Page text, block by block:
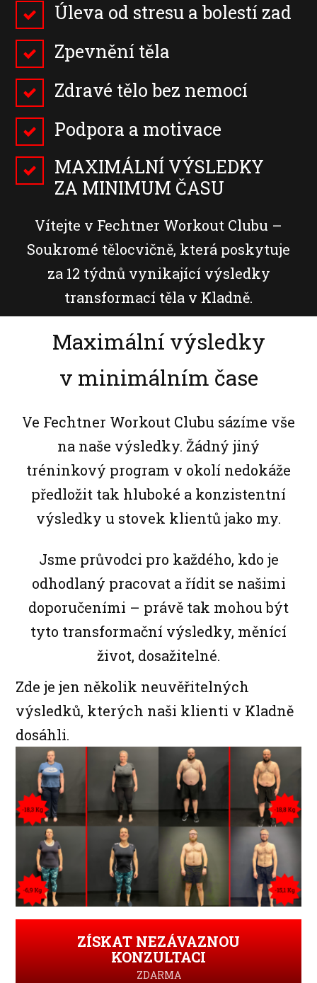
Úleva od stresu a bolestí zad
Zpevnění těla
Zdravé tělo bez nemocí
Podpora a motivace
MAXIMÁLNÍ VÝSLEDKY
ZA MINIMUM ČASU
Vítejte v Fechtner Workout Clubu –
Soukromé tělocvičně, která poskytuje
za 12 týdnů vynikající výsledky
transformací těla v Kladně.
Maximální výsledky
v minimálním čase
Ve Fechtner Workout Clubu sázíme vše
na naše výsledky. Žádný jiný
tréninkový program v okolí nedokáže
předložit tak hluboké a konzistentní
výsledky u stovek klientů jako my.
Jsme průvodci pro každého, kdo je
odhodlaný pracovat a řídit se našimi
doporučeními – právě tak mohou být
tyto transformační výsledky, měnící
život, dosažitelné.
Zde je jen několik neuvěřitelných
výsledků, kterých naši klienti v Kladně
dosáhli.
ZÍSKAT NEZÁVAZNOU
KONZULTACI
ZDARMA